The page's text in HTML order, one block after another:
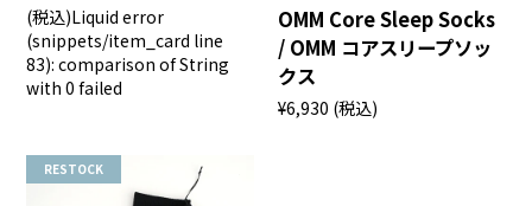
(税込)Liquid error
(snippets/item_card line
83): comparison of String
with 0 failed
OMM Core Sleep Socks
/ OMM コアスリープソッ
クス
¥6,930 (税込)
RESTOCK